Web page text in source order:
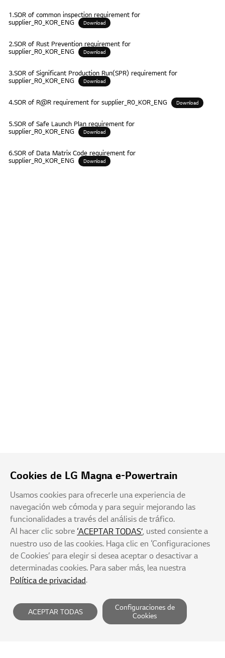
1.SOR of common inspection requirement for
supplier_R0_KOR_ENG
Download
2.SOR of Rust Prevention requirement for
supplier_R0_KOR_ENG
Download
3.SOR of Significant Production Run(SPR) requirement for
supplier_R0_KOR_ENG
Download
4.SOR of R@R requirement for supplier_R0_KOR_ENG Download
5.SOR of Safe Launch Plan requirement for
supplier_R0_KOR_ENG
Download
6.SOR of Data Matrix Code requirement for
supplier_R0_KOR_ENG
Download
Proveedores Política de privacidad
Términos de Servicio
Rechazo de la recopilación no autorizada de e-mail
Cookies de LG Magna e-Powertrain
Usamos cookies para ofrecerle una experiencia de
navegación web cómoda y para seguir mejorando las
funcionalidades a través del análisis de tráfico.
Al hacer clic sobre ‘ACEPTAR TODAS’, usted consiente a
nuestro uso de las cookies. Haga clic en ‘Configuraciones
de Cookies’ para elegir si desea aceptar o desactivar a
determinadas cookies. Para saber más, lea nuestra
Política de privacidad.
ACEPTAR TODAS
Configuraciones de
Cookies